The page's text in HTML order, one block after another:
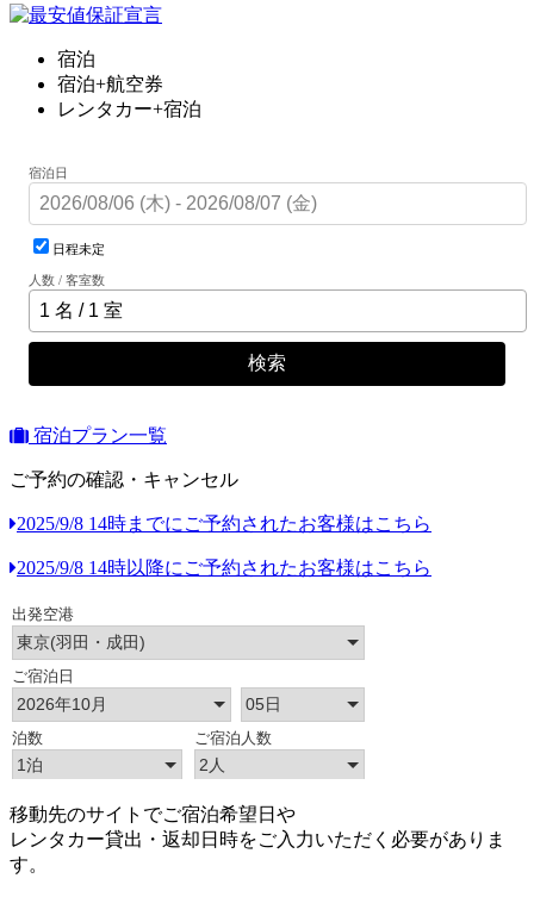
宿泊
宿泊+航空券
レンタカー+宿泊
宿泊日
日程未定
人数 / 客室数
検索
宿泊プラン一覧
ご予約の確認・キャンセル
2025/9/8 14時までにご予約されたお客様はこちら
2025/9/8 14時以降にご予約されたお客様はこちら
移動先のサイトでご宿泊希望日や
レンタカー貸出・返却日時をご入力いただく必要がありま
す。